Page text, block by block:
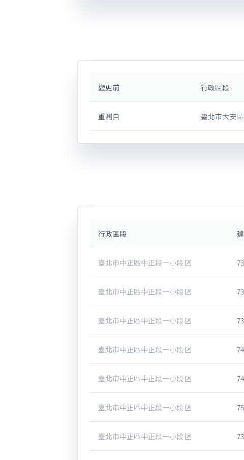
變更前 行政區段
重測自 臺北市大安
行政區段
臺北市中正區中正段一小段
臺北市中正區中正段一小段
臺北市中正區中正段一小段
臺北市中正區中正段一小段
臺北市中正區中正段一小段
臺北市中正區中正段一小段
臺北市中正區中正段一小段